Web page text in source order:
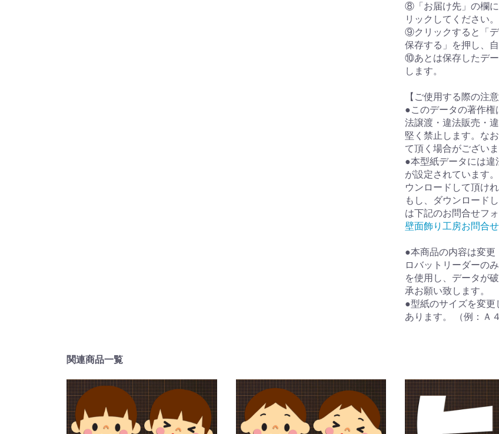
⑧「お届け先」の欄
リックしてください。
⑨クリックすると「
保存する」を押し、
⑩あとは保存したデ
します。
【ご使用する際の注
●このデータの著作
法譲渡・違法販売・
堅く禁止します。な
て頂く場合がございま
●本型紙データには違
が設定されています
ウンロードして頂け
もし、ダウンロード
は下記のお問合せフ
壁面飾り工房お問合
●本商品の内容は変更
ロバットリーダーの
を使用し、データが
承お願い致します。
●型紙のサイズを変
あります。 （例：Ａ
関連商品一覧